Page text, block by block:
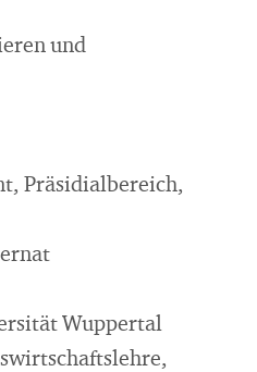
und
Präsidialbereich,
Wuppertal